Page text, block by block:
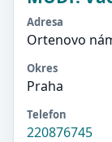
Adresa
Ortenovo
Okres
Praha
Telefon
220876745